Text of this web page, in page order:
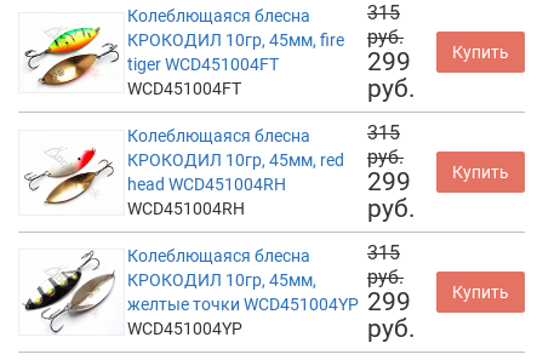
Колеблющаяся блесна
КРОКОДИЛ 10гр, 45мм, fire
tiger WCD451004FT
WCD451004FT
315
руб.
299
руб.
Купить
Колеблющаяся блесна
КРОКОДИЛ 10гр, 45мм, red
head WCD451004RH
WCD451004RH
315
руб.
299
руб.
Купить
Колеблющаяся блесна
КРОКОДИЛ 10гр, 45мм,
желтые точки WCD451004YP
WCD451004YP
315
руб.
299
руб.
Купить